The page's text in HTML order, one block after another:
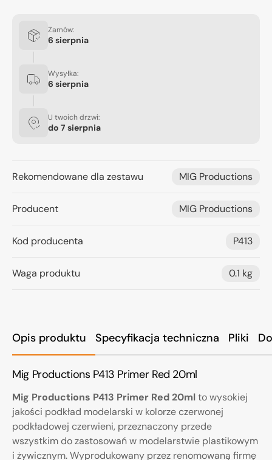
Opis produktu Specyfikacja techniczna Pliki
Mig Productions P413 Primer Red 20ml
Mig Productions P413 Primer Red 20mlto wysokiej
jakości podkład modelarski w kolorze czerwonej
podkładowej czerwieni, przeznaczony przede
wszystkim do zastosowań w modelarstwie plastikowym
i żywicznym. Wyprodukowany przez renomowaną firmę
Zamów:
6 sierpnia
Wysyłka:
6 sierpnia
U twoich drzwi:
do 7 sierpnia
Rekomendowane dla zestawu MIG Productions
Producent MIG Productions
Kod producenta P413
Waga produktu 0.1 kg